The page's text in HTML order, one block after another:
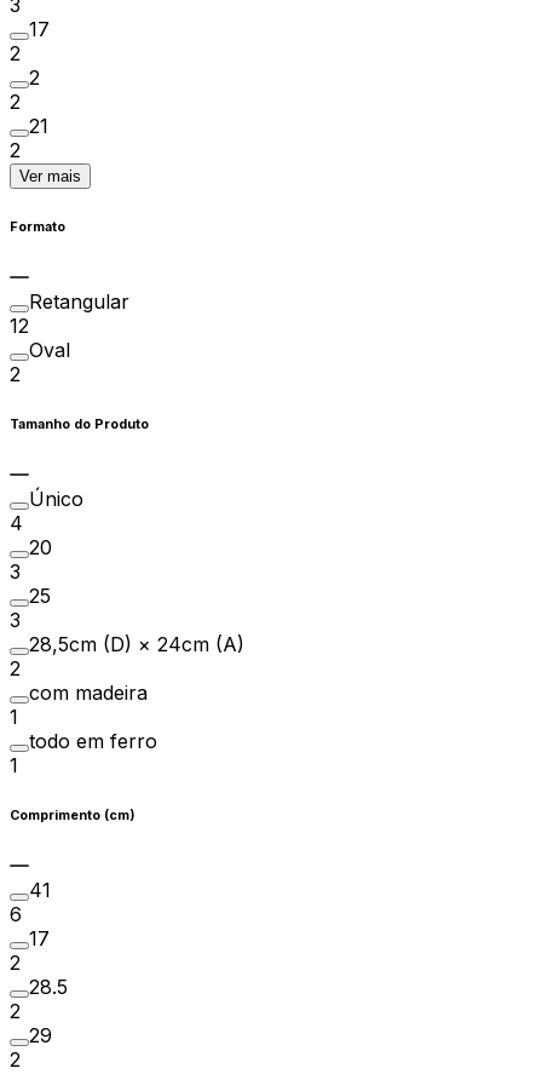
3
17
2
2
2
21
2
Ver mais
Formato
Retangular
12
Oval
2
Tamanho do Produto
Único
4
20
3
25
3
28,5cm (D) × 24cm (A)
2
com madeira
1
todo em ferro
1
Comprimento (cm)
41
6
17
2
28.5
2
29
2